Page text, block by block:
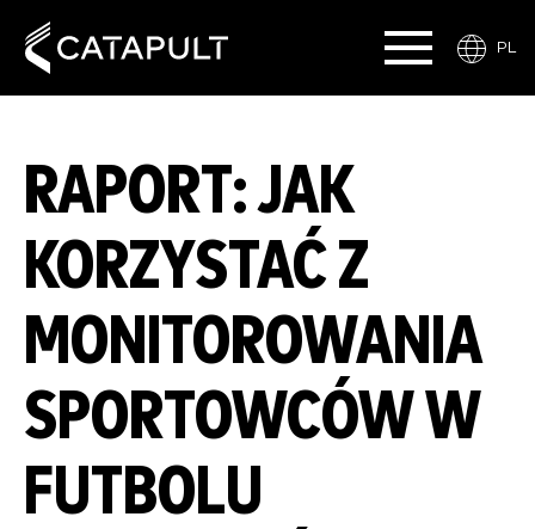
PL
RAPORT: JAK
KORZYSTAĆ Z
MONITOROWANIA
SPORTOWCÓW W
FUTBOLU